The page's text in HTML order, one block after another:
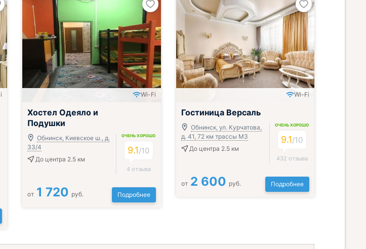
Wi-Fi
Хостел Одеяло и
Подушки
Обнинск, Киевское ш., д.
33/4
До центра 2.5 км
ОЧЕНЬ ХОРОШО
9.1/10
4 отзыва
от 1 720 руб. Подробнее
Wi-Fi
Гостиница Версаль
Обнинск, ул. Курчатова,
д. 41, 72 км трассы М3
До центра 2.5 км
ОЧЕНЬ ХОРОШО
9.1/10
432 отзыва
от 2 600 руб. Подробнее